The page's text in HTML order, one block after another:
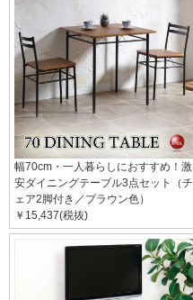
幅70cm・一人暮らしにおすすめ！激
安ダイニングテーブル3点セット（チ
ェア2脚付き／プラウン色）
￥15,437(税抜)